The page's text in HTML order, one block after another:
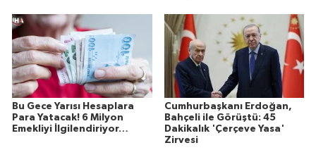
Bu Gece Yarısı Hesaplara
Para Yatacak! 6 Milyon
Emekliyi İlgilendiriyor…
Cumhurbaşkanı Erdoğan,
Bahçeli ile Görüştü: 45
Dakikalık 'Çerçeve Yasa'
Zirvesi